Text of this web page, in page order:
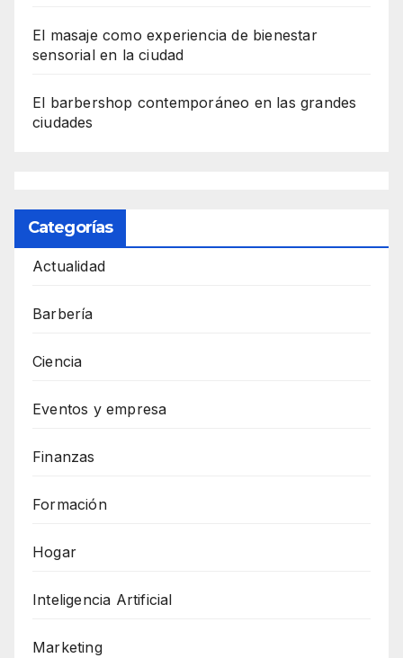
El masaje como experiencia de bienestar
sensorial en la ciudad
El barbershop contemporáneo en las grandes
ciudades
Categorías
Actualidad
Barbería
Ciencia
Eventos y empresa
Finanzas
Formación
Hogar
Inteligencia Artificial
Marketing